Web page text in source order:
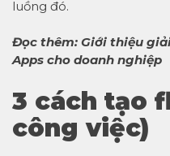
luồng đó.
Đọc thêm: Giới thiệu
Apps cho doanh nghiệp
3 cách tạo
công việc)